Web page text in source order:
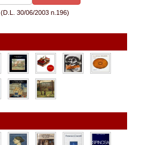
30/06/2003 n.196)